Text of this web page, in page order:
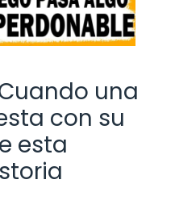
una
con su
esta